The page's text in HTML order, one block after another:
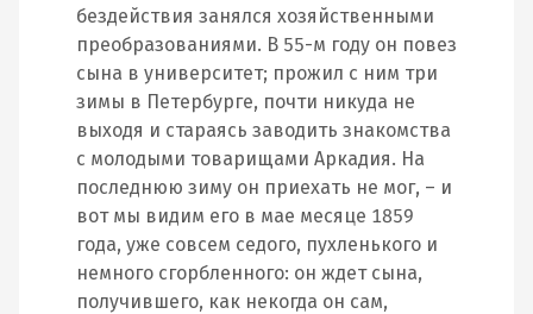
бездействия занялся хозяйственными
преобразованиями. В 55-м году он повез
сына в университет; прожил с ним три
зимы в Петербурге, почти никуда не
выходя и стараясь заводить знакомства
с молодыми товарищами Аркадия. На
последнюю зиму он приехать не мог, – и
вот мы видим его в мае месяце 1859
года, уже совсем седого, пухленького и
немного сгорбленного: он ждет сына,
получившего, как некогда он сам,